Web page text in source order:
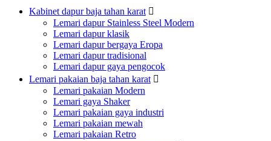
Kabinet dapur baja tahan karat 
Lemari dapur Stainless Steel Modern
Lemari dapur klasik
Lemari dapur bergaya Eropa
Lemari dapur tradisional
Lemari dapur gaya pengocok
Lemari pakaian baja tahan karat 
Lemari pakaian Modern
Lemari gaya Shaker
Lemari pakaian gaya industri
Lemari pakaian mewah
Lemari pakaian Retro